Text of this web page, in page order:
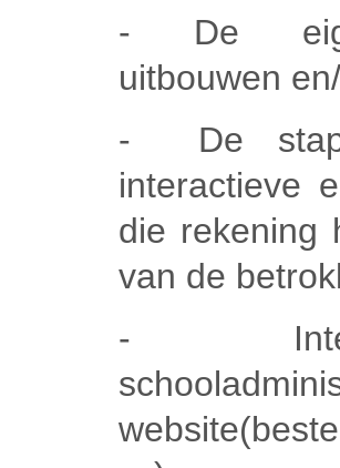
- De
uitbouwen
- De stap
interactieve
die rekening
van de
-